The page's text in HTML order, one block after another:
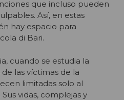
que incluso pueden
Así, en estas
hay espacio para
di Bari.
cuando se estudia la
las víctimas de la
limitadas solo al
vidas, complejas y